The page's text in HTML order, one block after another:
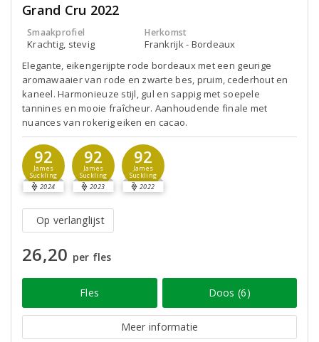
Grand Cru 2022
Smaakprofiel
Krachtig, stevig
Herkomst
Frankrijk - Bordeaux
Elegante, eikengerijpte rode bordeaux met een geurige
aromawaaier van rode en zwarte bes, pruim, cederhout en
kaneel. Harmonieuze stijl, gul en sappig met soepele
tannines en mooie fraîcheur. Aanhoudende finale met
nuances van rokerig eiken en cacao.
92
James
Suckling
2024
92
James
Suckling
2023
92
James
Suckling
2022
Op verlanglijst
26,20 per fles
Fles Doos (6)
Meer informatie